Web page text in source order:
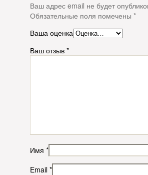
Ваш адрес email не будет
Обязательные поля помечены *
Ваша оценка
Ваш отзыв *
Имя *
Email *